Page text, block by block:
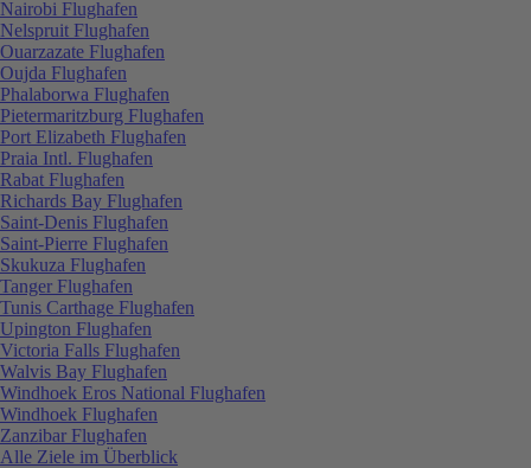
Nairobi Flughafen
Nelspruit Flughafen
Ouarzazate Flughafen
Oujda Flughafen
Phalaborwa Flughafen
Pietermaritzburg Flughafen
Port Elizabeth Flughafen
Praia Intl. Flughafen
Rabat Flughafen
Richards Bay Flughafen
Saint-Denis Flughafen
Saint-Pierre Flughafen
Skukuza Flughafen
Tanger Flughafen
Tunis Carthage Flughafen
Upington Flughafen
Victoria Falls Flughafen
Walvis Bay Flughafen
Windhoek Eros National Flughafen
Windhoek Flughafen
Zanzibar Flughafen
Alle Ziele im Überblick